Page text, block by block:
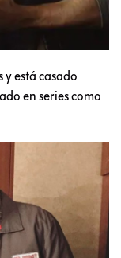
y está casado
en series como